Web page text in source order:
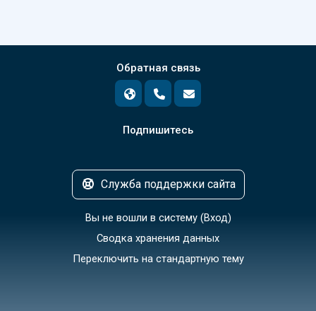
Обратная связь
Подпишитесь
Служба поддержки сайта
Вы не вошли в систему (Вход)
Сводка хранения данных
Переключить на стандартную тему